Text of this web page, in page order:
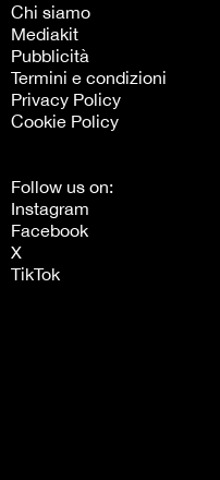
Chi siamo
Mediakit
Pubblicità
Termini e condizioni
Privacy Policy
Cookie Policy
Follow us on:
Instagram
Facebook
X
TikTok